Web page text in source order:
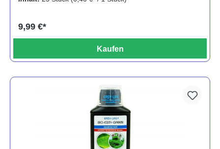
9,99 €*
Kaufen